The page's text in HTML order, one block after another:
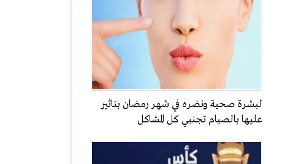
لبشرة صحية ونضره في شهر رمضان بتاثير
عليها بالصيام تجنبي كل المشاكل